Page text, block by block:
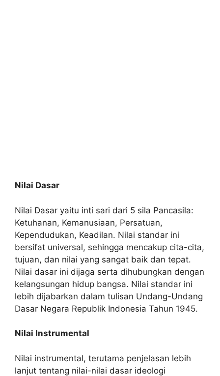
Nilai Dasar
Nilai Dasar yaitu inti sari dari 5 sila Pancasila:
Ketuhanan, Kemanusiaan, Persatuan,
Kependudukan, Keadilan. Nilai standar ini
bersifat universal, sehingga mencakup cita-cita,
tujuan, dan nilai yang sangat baik dan tepat.
Nilai dasar ini dijaga serta dihubungkan dengan
kelangsungan hidup bangsa. Nilai standar ini
lebih dijabarkan dalam tulisan Undang-Undang
Dasar Negara Republik Indonesia Tahun 1945.
Nilai Instrumental
Nilai instrumental, terutama penjelasan lebih
lanjut tentang nilai-nilai dasar ideologi